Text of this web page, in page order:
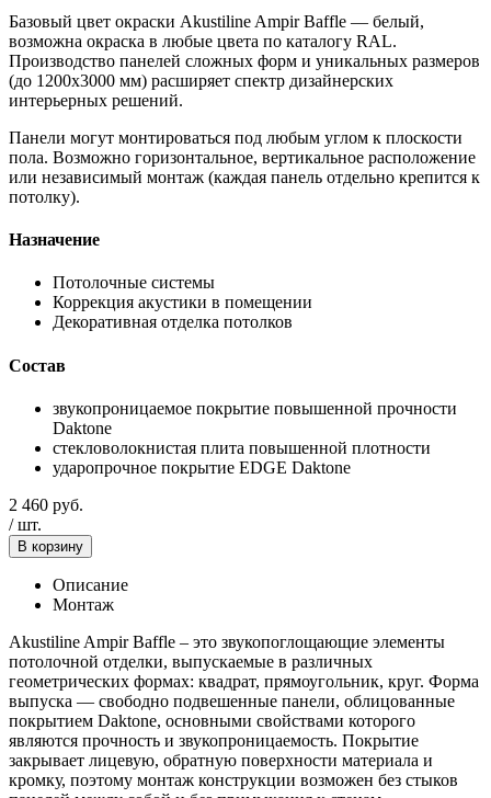
Базовый цвет окраски Akustiline Ampir Baffle — белый,
возможна окраска в любые цвета по каталогу RAL.
Производство панелей сложных форм и уникальных размеров
(до 1200х3000 мм) расширяет спектр дизайнерских
интерьерных решений.
Панели могут монтироваться под любым углом к плоскости
пола. Возможно горизонтальное, вертикальное расположение
или независимый монтаж (каждая панель отдельно крепится к
потолку).
Назначение
Потолочные системы
Коррекция акустики в помещении
Декоративная отделка потолков
Состав
звукопроницаемое покрытие повышенной прочности
Daktone
стекловолокнистая плита повышенной плотности
ударопрочное покрытие EDGE Daktone
2 460 руб.
/шт.
В корзину
Описание
Монтаж
Akustiline Ampir Baffle – это звукопоглощающие элементы
потолочной отделки, выпускаемые в различных
геометрических формах: квадрат, прямоугольник, круг. Форма
выпуска — свободно подвешенные панели, облицованные
покрытием Daktone, основными свойствами которого
являются прочность и звукопроницаемость. Покрытие
закрывает лицевую, обратную поверхности материала и
кромку, поэтому монтаж конструкции возможен без стыков